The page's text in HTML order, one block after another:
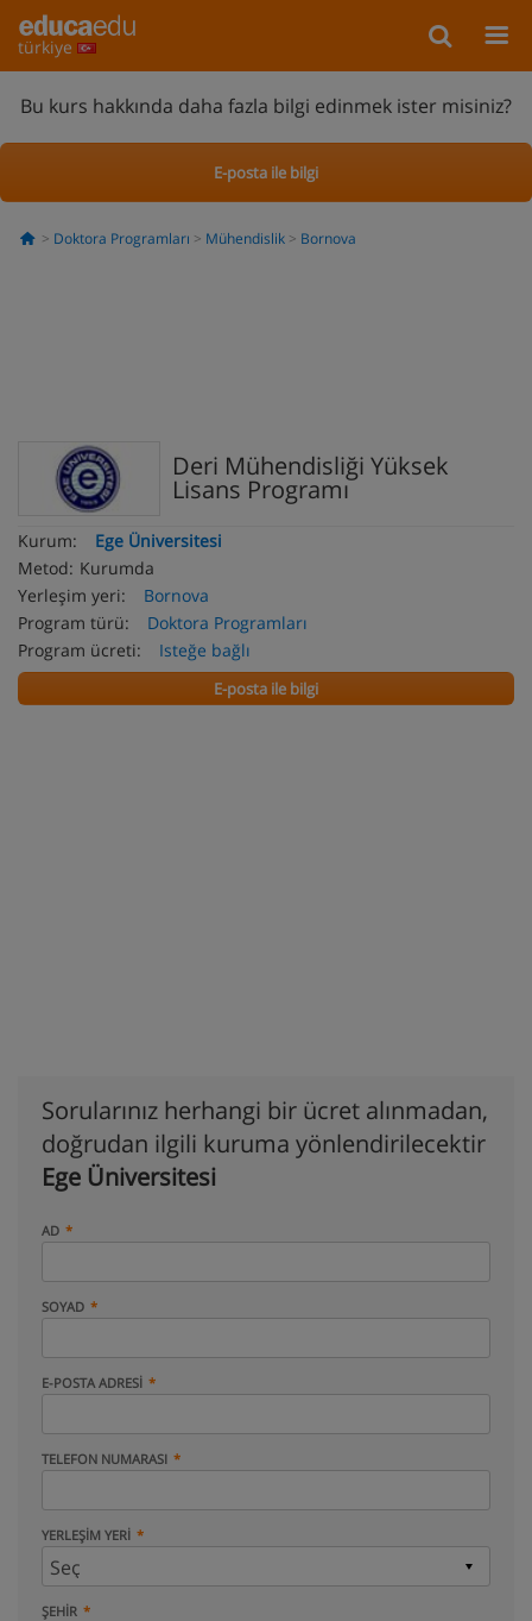
türkiye
Bu kurs hakkında daha fazla bilgi edinmek ister misiniz?
E-posta ile bilgi
Doktora Programları Mühendislik Bornova
Deri Mühendisliği Yüksek
Lisans Programı
Kurum:
Ege Üniversitesi
Metod: Kurumda
Yerleşim yeri:
Bornova
Program türü:
Doktora Programları
Program ücreti:
Isteğe bağlı
E-posta ile bilgi
Sorularınız herhangi bir ücret alınmadan,
doğrudan ilgili kuruma yönlendirilecektir
Ege Üniversitesi
AD
SOYAD
E-POSTA ADRESI
TELEFON NUMARASI
YERLEŞIM YERI
ŞEHIR